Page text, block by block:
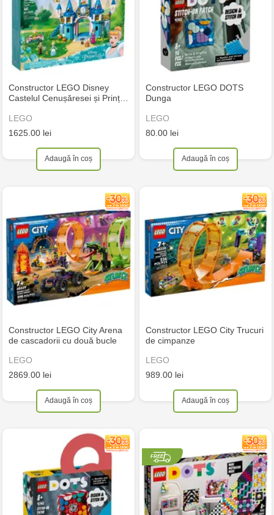
Constructor LEGO Disney
Castelul Cenușăresei și Prinț…
LEGO
1625.00 lei
Adaugă în coș
Constructor LEGO DOTS
Dunga
LEGO
80.00 lei
Adaugă în coș
Constructor LEGO City Arena
de cascadorii cu două bucle
LEGO
2869.00 lei
Adaugă în coș
Constructor LEGO City Trucuri
de cimpanze
LEGO
989.00 lei
Adaugă în coș